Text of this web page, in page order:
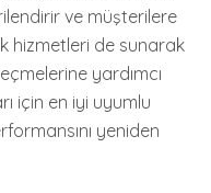
ve müşterilere
hizmetleri de sunarak
yardımcı
için en iyi uyumlu
yeniden